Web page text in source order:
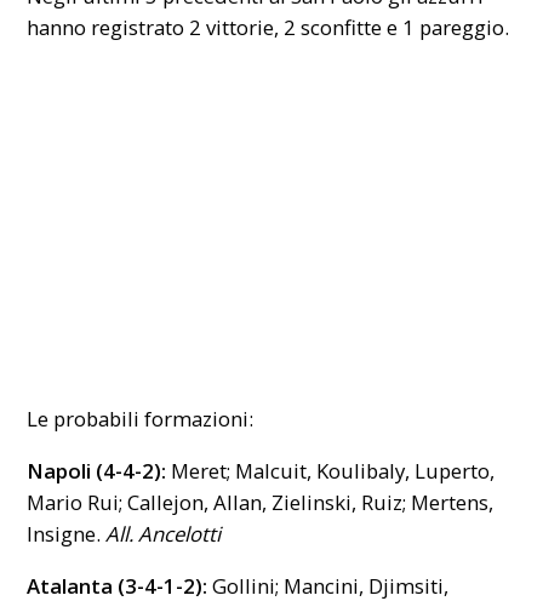
hanno registrato 2 vittorie, 2 sconfitte e 1 pareggio.
Le probabili formazioni:
Napoli (4-4-2): Meret; Malcuit, Koulibaly, Luperto,
Mario Rui; Callejon, Allan, Zielinski, Ruiz; Mertens,
Insigne.All. Ancelotti
Atalanta (3-4-1-2): Gollini; Mancini, Djimsiti,